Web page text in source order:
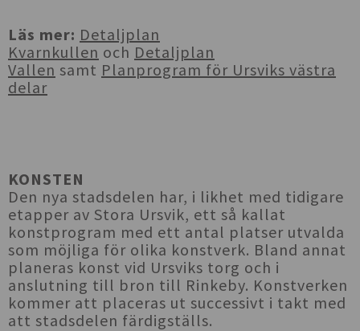
Läs mer: Detaljplan
Kvarnkullen och Detaljplan
Vallen samt Planprogram för Ursviks västra
delar
KONSTEN
Den nya stadsdelen har, i likhet med tidigare
etapper av Stora Ursvik, ett så kallat
konstprogram med ett antal platser utvalda
som möjliga för olika konstverk. Bland annat
planeras konst vid Ursviks torg och i
anslutning till bron till Rinkeby. Konstverken
kommer att placeras ut successivt i takt med
att stadsdelen färdigställs.